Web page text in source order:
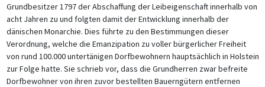
Grundbesitzer 1797 der Abschaffung der Leibeigenschaft innerhalb von
acht Jahren zu und folgten damit der Entwicklung innerhalb der
dänischen Monarchie. Dies führte zu den Bestimmungen dieser
Verordnung, welche die Emanzipation zu voller bürgerlicher Freiheit
von rund 100.000 untertänigen Dorfbewohnern hauptsächlich in Holstein
zur Folge hatte. Sie schrieb vor, dass die Grundherren zwar befreite
Dorfbewohner von ihren zuvor bestellten Bauerngütern entfernen